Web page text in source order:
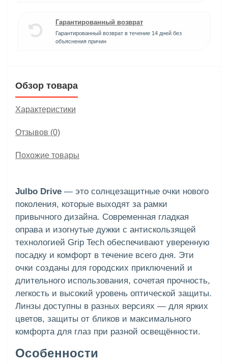
Гарантированный возврат
Гарантированный возврат в течение 14 дней без
объяснения причин
Обзор товара
Характеристики
Отзывов (0)
Похожие товары
Julbo Drive — это солнцезащитные очки нового
поколения, которые выходят за рамки
привычного дизайна. Современная гладкая
оправа и изогнутые дужки с антискользящей
технологией Grip Tech обеспечивают уверенную
посадку и комфорт в течение всего дня. Эти
очки созданы для городских приключений и
длительного использования, сочетая прочность,
легкость и высокий уровень оптической защиты.
Линзы доступны в разных версиях — для ярких
цветов, защиты от бликов и максимального
комфорта для глаз при разной освещённости.
Особенности